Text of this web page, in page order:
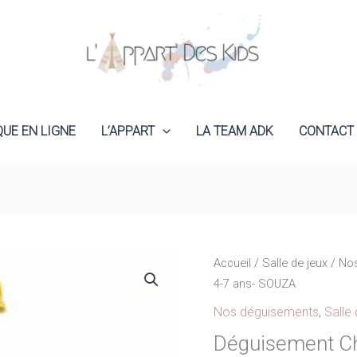
EN LIGNE L’APPART LA TEAM ADK CONTACT
Accueil / Salle de jeux /
4-7 ans- SOUZA
Nos déguisements, Salle
Déguisement